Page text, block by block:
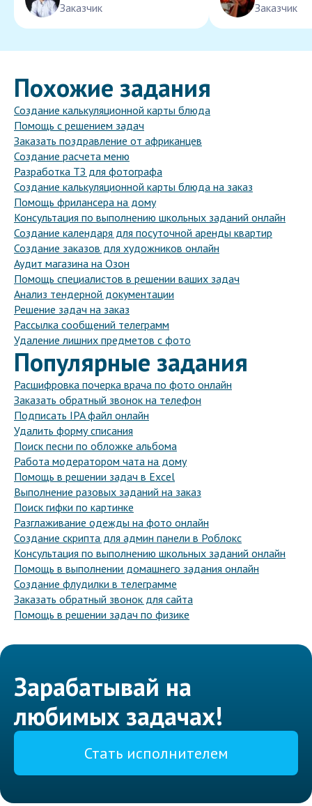
Заказчик Заказчик
Похожие задания
Создание калькуляционной карты блюда
Помощь с решением задач
Заказать поздравление от африканцев
Создание расчета меню
Разработка ТЗ для фотографа
Создание калькуляционной карты блюда на заказ
Помощь фрилансера на дому
Консультация по выполнению школьных заданий онлайн
Создание календаря для посуточной аренды квартир
Создание заказов для художников онлайн
Аудит магазина на Озон
Помощь специалистов в решении ваших задач
Анализ тендерной документации
Решение задач на заказ
Рассылка сообщений телеграмм
Удаление лишних предметов с фото
Популярные задания
Расшифровка почерка врача по фото онлайн
Заказать обратный звонок на телефон
Подписать IPA файл онлайн
Удалить форму списания
Поиск песни по обложке альбома
Работа модератором чата на дому
Помощь в решении задач в Excel
Выполнение разовых заданий на заказ
Поиск гифки по картинке
Разглаживание одежды на фото онлайн
Создание скрипта для админ панели в Роблокс
Консультация по выполнению школьных заданий онлайн
Помощь в выполнении домашнего задания онлайн
Создание флудилки в телеграмме
Заказать обратный звонок для сайта
Помощь в решении задач по физике
Зарабатывай на
любимых задачах!
Стать исполнителем